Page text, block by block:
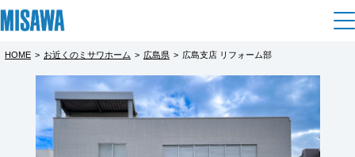
住まい
建てる [注文住宅]
土地活用
HOME > お近くのミサワホーム > 広島県 > 広島支店 リフォーム部
都道府県を選択
北海道